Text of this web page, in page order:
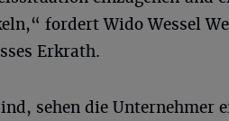
fordert Wido Wessel
Erkrath.
sehen die Unternehmer